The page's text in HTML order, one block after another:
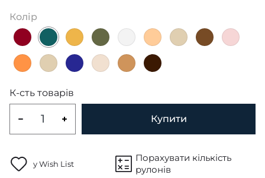
Колір
К-сть товарів
Купити
у Wish List
Порахувати кількість
рулонів